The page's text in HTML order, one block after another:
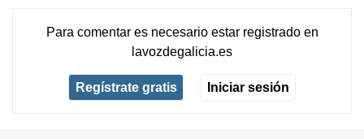
Para comentar es necesario estar registradoen
lavozdegalicia.es
Regístrate gratis Iniciar sesión